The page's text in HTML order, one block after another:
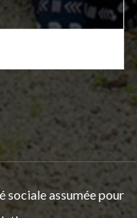
assumée pour